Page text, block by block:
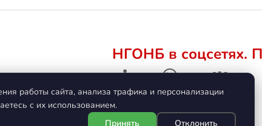
НГОНБ в соцсетях.
работы сайта, анализа трафика и персонализации
с их использованием.
Принять
Отклонить